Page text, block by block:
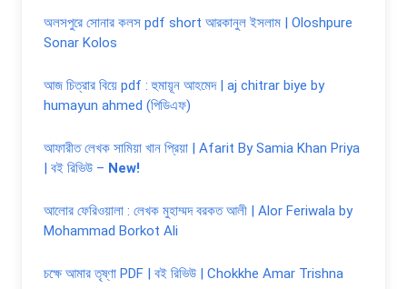
অলসপুরে সোনার কলস pdf short আরকানুল ইসলাম | Oloshpure
Sonar Kolos
আজ চিত্রার বিয়ে pdf : হুমায়ূন আহমেদ | aj chitrar biye by
humayun ahmed (পিডিএফ)
আফারীত লেখক সামিয়া খান প্রিয়া | Afarit By Samia Khan Priya
| বই রিভিউ – New!
আলোর ফেরিওয়ালা : লেখক মুহাম্মদ বরকত আলী | Alor Feriwala by
Mohammad Borkot Ali
চক্ষে আমার তৃষ্ণা PDF | বই রিভিউ | Chokkhe Amar Trishna